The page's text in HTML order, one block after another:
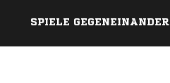
SPIELE GEGENEINANDER